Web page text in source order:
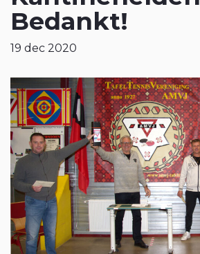
Bedankt!
19 dec 2020